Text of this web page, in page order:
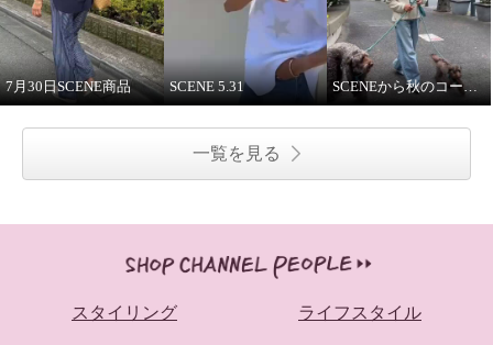
7月30日SCENE商品 SCENE 5.31 SCENEから秋のコーディネート紹介
一覧を見る
スタイリング ライフスタイル